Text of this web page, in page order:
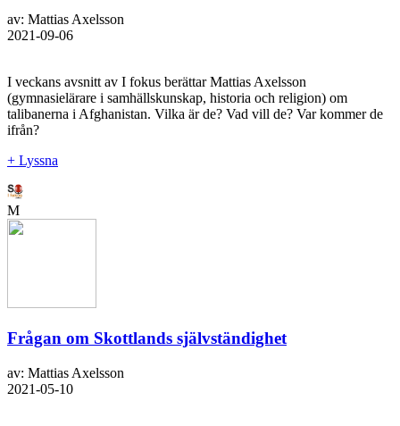
av: Mattias Axelsson
2021-09-06
I veckans avsnitt av I fokus berättar Mattias Axelsson
(gymnasielärare i samhällskunskap, historia och religion) om
talibanerna i Afghanistan. Vilka är de? Vad vill de? Var kommer de
ifrån?
+ Lyssna
M
Frågan om Skottlands självständighet
av: Mattias Axelsson
2021-05-10